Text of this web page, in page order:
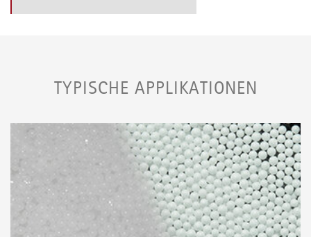
TYPISCHE APPLIKATIONEN